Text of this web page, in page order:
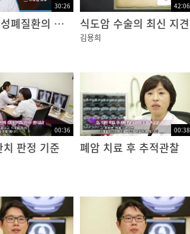
30:26
만성폐쇄성폐질환의 진단과 치료
42:06
식도암 수술의 최신 지견
김용희
00:36
판정 기준
00:38
폐암 치료 후 추적관찰